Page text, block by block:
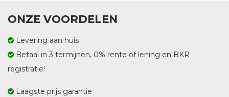
ONZE VOORDELEN
Levering aan huis
Betaal in 3 termijnen, 0% rente of lening en BKR
registratie!
Laagste prijs garantie